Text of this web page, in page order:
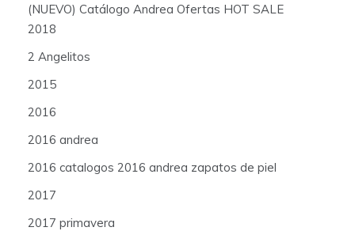
(NUEVO) Catálogo Andrea Ofertas HOT SALE
2018
2 Angelitos
2015
2016
2016 andrea
2016 catalogos 2016 andrea zapatos de piel
2017
2017 primavera